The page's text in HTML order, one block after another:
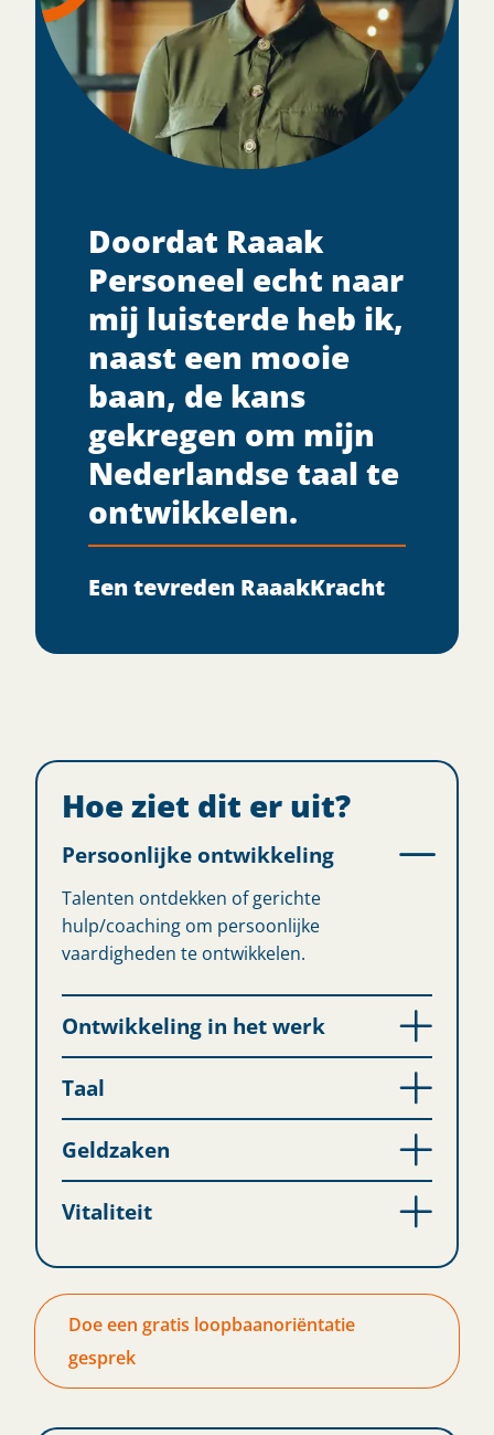
Doordat Raaak
Personeel echt naar
mij luisterde heb ik,
naast een mooie
baan, de kans
gekregen om mijn
Nederlandse taal te
ontwikkelen.​
Een tevreden RaaakKracht
Hoe ziet dit er uit?
Persoonlijke ontwikkeling
Talenten ontdekken of gerichte
hulp/coaching om persoonlijke
vaardigheden te ontwikkelen.
Ontwikkeling in het werk
Taal
Geldzaken
Vitaliteit
Doe een gratis loopbaanoriëntatie
gesprek